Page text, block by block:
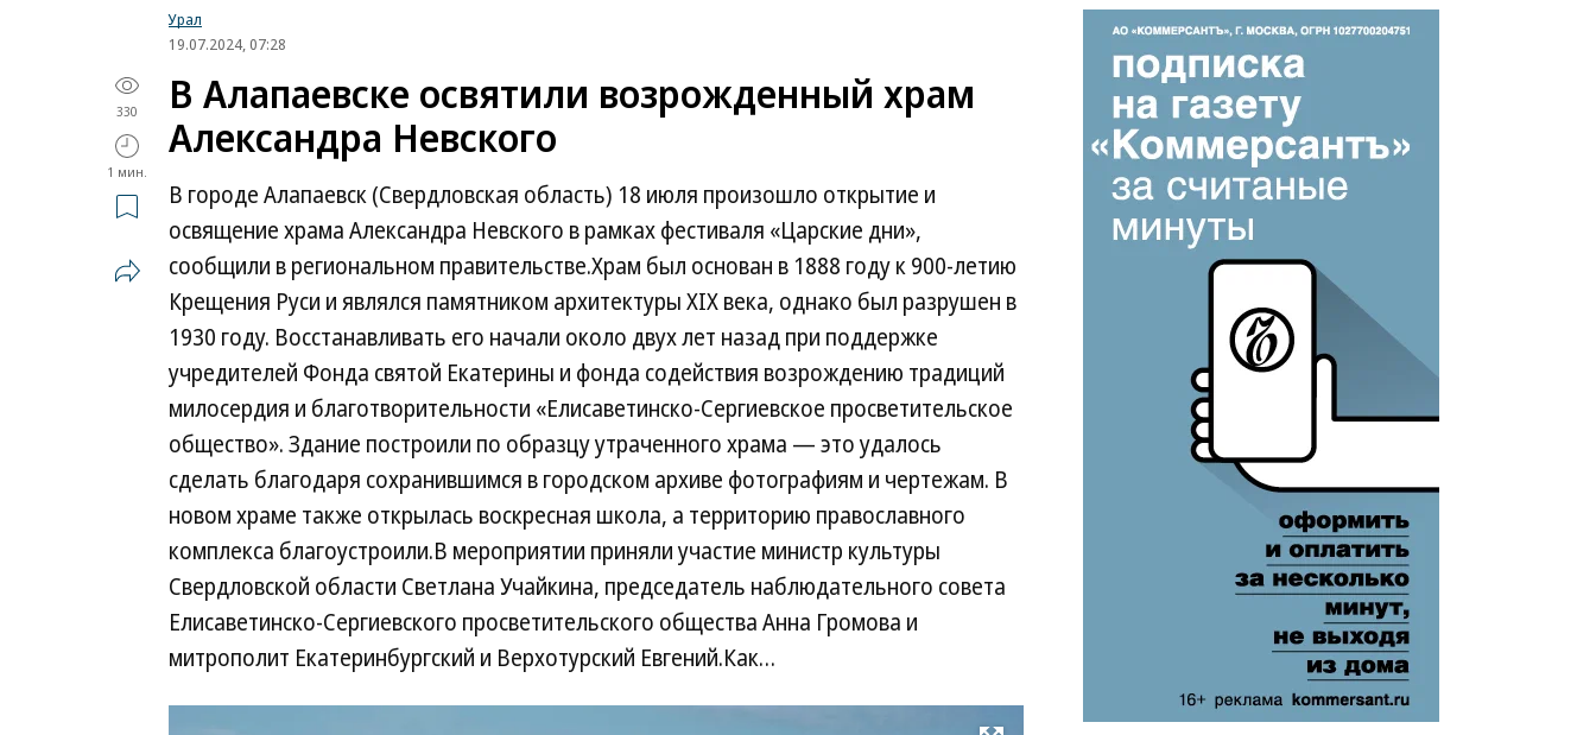
Урал
19.07.2024, 07:28
330
1 мин.
В Алапаевске освятили возрожденный храм
Александра Невского
В городе Алапаевск (Свердловская область) 18 июля произошло открытие и
освящение храма Александра Невского в рамках фестиваля «Царские дни»,
сообщили в региональном правительстве.Храм был основан в 1888 году к 900-летию
Крещения Руси и являлся памятником архитектуры XIX века, однако был разрушен в
1930 году. Восстанавливать его начали около двух лет назад при поддержке
учредителей Фонда святой Екатерины и фонда содействия возрождению традиций
милосердия и благотворительности «Елисаветинско-Сергиевское просветительское
общество». Здание построили по образцу утраченного храма — это удалось
сделать благодаря сохранившимся в городском архиве фотографиям и чертежам. В
новом храме также открылась воскресная школа, а территорию православного
комплекса благоустроили.В мероприятии приняли участие министр культуры
Свердловской области Светлана Учайкина, председатель наблюдательного совета
Елисаветинско-Сергиевского просветительского общества Анна Громова и
митрополит Екатеринбургский и Верхотурский Евгений.Как…